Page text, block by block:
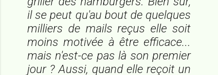
il se peut qu'au bout de quelques
milliers de mails reçus elle soit
moins motivée à être efficace...
mais n'est-ce pas là son premier
jour ? Aussi, quand elle reçoit un